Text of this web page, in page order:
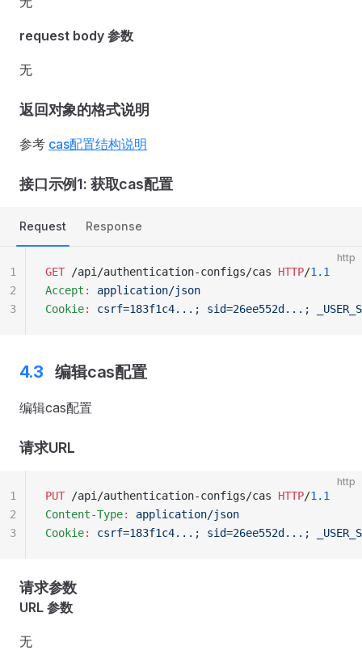
request body 参数
无
返回对象的格式说明
参考 cas配置结构说明
接口示例1: 获取cas配置
Request Response
http
GET /api/authentication-configs/cas HTTP/1.1
Accept :
application/json
Cookie: csrf=183f1c4...; sid=26ee552d...;
1
2
3
编辑cas配置
编辑cas配置
请求URL
http
PUT /api/authentication-configs/cas HTTP/1.1
Content-Type:
application/json
Cookie: csrf=183f1c4...; sid=26ee552d...;
1
2
3
请求参数
URL 参数
无